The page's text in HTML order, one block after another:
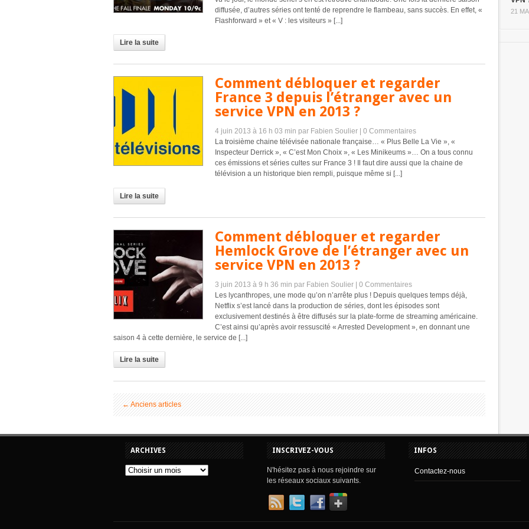
diffusée, d’autres séries ont tenté de reprendre le flambeau, sans succès. En effet, «
Flashforward » et « V : les visiteurs » [...]
Lire la suite
Comment débloquer et regarder
France 3 depuis l’étranger avec un
service VPN en 2013 ?
4 juin 2013 à 16 h 03 min par Fabien Soulier
0 Commentaires
La troisième chaine télévisée nationale française… « Plus Belle La Vie », «
Inspecteur Derrick », « C’est Mon Choix », « Les Minikeums »… On a tous connu
ces émissions et séries cultes sur France 3 ! Il faut dire aussi que la chaine de
télévision a un historique bien rempli, puisque même si [...]
Lire la suite
Comment débloquer et regarder
Hemlock Grove de l’étranger avec un
service VPN en 2013 ?
3 juin 2013 à 9 h 36 min par Fabien Soulier | 0 Commentaires
Les lycanthropes, une mode qu’on n’arrête plus ! Depuis quelques temps déjà,
Netflix s’est lancé dans la production de séries, dont les épisodes sont
exclusivement destinés à être diffusés sur la plate-forme de streaming américaine.
C’est ainsi qu’après avoir ressuscité « Arrested Development », en donnant une
saison 4 à cette dernière, le service de [...]
Lire la suite
←Anciens articles
21
ARCHIVES INSCRIVEZ-VOUS
N'hésitez pas à nous rejoindre sur
les réseaux sociaux suivants.
INFOS
Contactez-nous